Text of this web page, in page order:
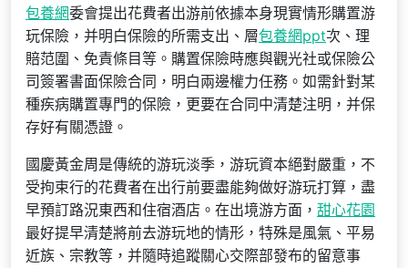
包養網委會提出花費者出游前依據本身現實情形購置游
玩保險，并明白保險的所需支出、層包養網ppt次、理
賠范圍、免責條目等。購置保險時應與觀光社或保險公
司簽署書面保險合同，明白兩邊權力任務。如需針對某
種疾病購置專門的保險，更要在合同中清楚注明，并保
存好有關憑證。
國慶黃金周是傳統的游玩淡季，游玩資本絕對嚴重，不
受拘束行的花費者在出行前要盡能夠做好游玩打算，盡
早預訂路況東西和住宿酒店。在出境游方面， 甜心花園
最好提早清楚將前去游玩地的情形，特殊是風氣、平易
近族、宗教等，并隨時追蹤關心交際部發布的留意事